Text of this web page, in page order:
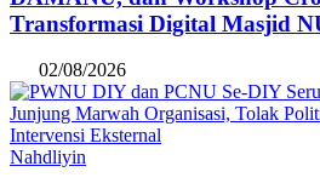
Transformasi Digital Masjid
02/08/2026
Nahdliyin